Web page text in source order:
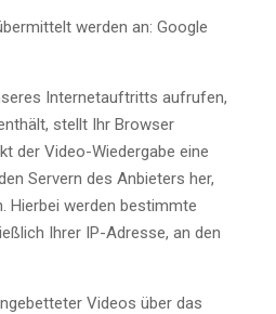
werden an: Google
Internetauftritts aufrufen,
stellt Ihr Browser
der Video-Wiedergabe eine
Servern des Anbieters her,
Hierbei werden bestimmte
Ihrer IP-Adresse, an den
Videos über das